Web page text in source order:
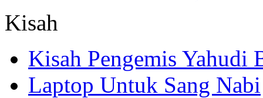
Kisah
Kisah Pengemis Yahudi
Laptop Untuk Sang Nabi